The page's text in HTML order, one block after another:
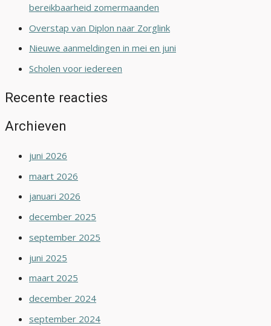
bereikbaarheid zomermaanden
Overstap van Diplon naar Zorglink
Nieuwe aanmeldingen in mei en juni
Scholen voor iedereen
Recente reacties
Archieven
juni 2026
maart 2026
januari 2026
december 2025
september 2025
juni 2025
maart 2025
december 2024
september 2024